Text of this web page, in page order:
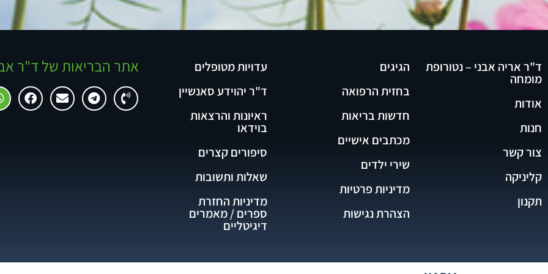
ד"ר אריה אבני – נטורופת
מומחה
אודות
חנות
צור קשר
קליניקה
תקנון
הגיגים
בחזית הרפואה
חדשות בריאות
מכתבים אישיים
שירי ילדים
מדיניות פרטיות
הצהרת נגישות
עדויות מטופלים
ד"ר יהוידע סאנשיין
ראיונות והרצאות
בוידאו
סיפורים קצרים
שאלות ותשובות
מדיניות החזרת
ספרים / מאמרים
דיגיטליים
אתר הבריאות של ד"ר